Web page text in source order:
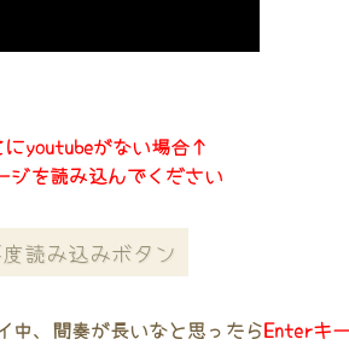
youtubeがない場合↑
ジを読み込んでください
読み込みボタン
中、間奏が長いなと思ったらEnterキ